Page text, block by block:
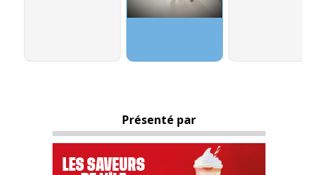
Présenté par